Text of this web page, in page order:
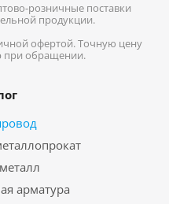
розничные поставки
продукции.
офертой. Точную цену
при обращении.
арматура